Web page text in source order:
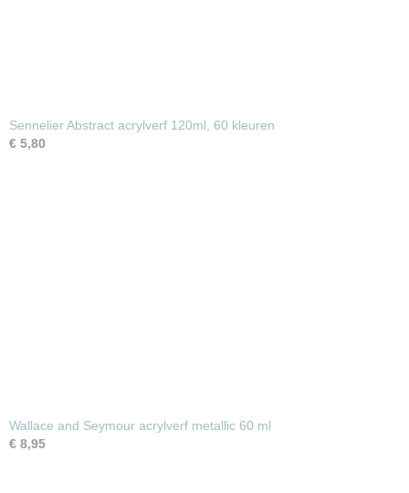
Sennelier Abstract acrylverf 120ml, 60 kleuren
€ 5,80
Wallace and Seymour acrylverf metallic 60 ml
€ 8,95